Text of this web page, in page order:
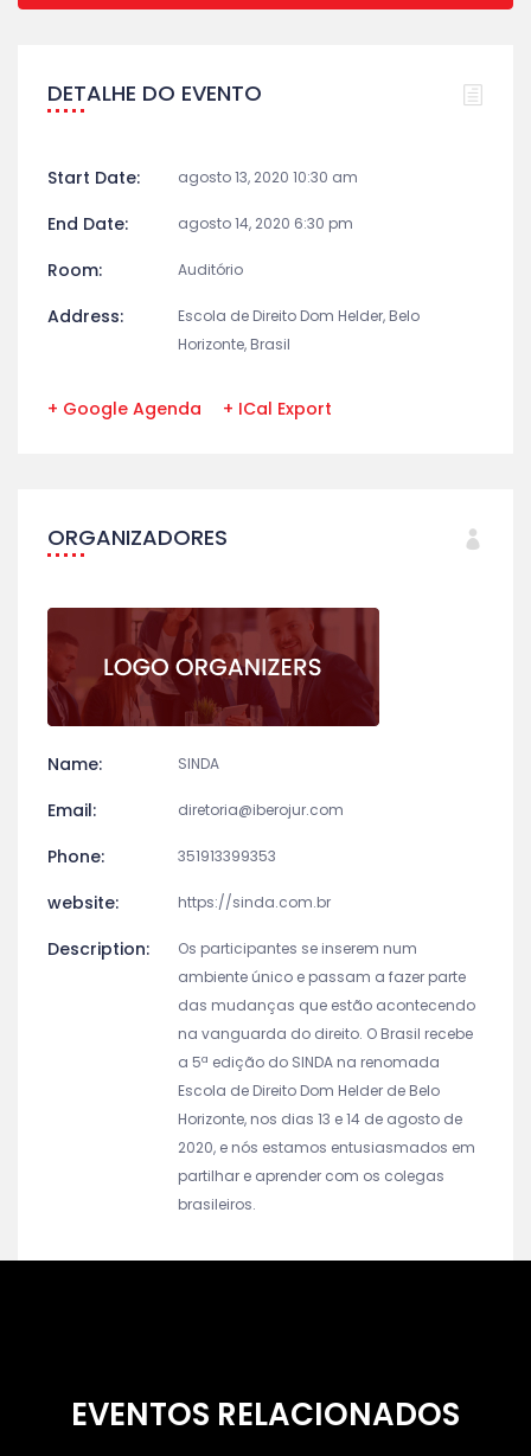
DETALHE DO EVENTO
Start Date: agosto 13, 2020 10:30 am
End Date: agosto 14, 2020 6:30 pm
Room: Auditório
Address:
Escola de Direito Dom Helder, Belo
Horizonte, Brasil
+ Google Agenda + ICal Export
ORGANIZADORES
Name: SINDA
Email: diretoria@iberojur.com
Phone: 351913399353
website: https://sinda.com.br
Description:
Os participantes se inserem num
ambiente único e passam a fazer parte
das mudanças que estão acontecendo
na vanguarda do direito. O Brasil recebe
a 5ª edição do SINDA na renomada
Escola de Direito Dom Helder de Belo
Horizonte, nos dias 13 e 14 de agosto de
2020, e nós estamos entusiasmados em
partilhar e aprender com os colegas
brasileiros.
EVENTOS RELACIONADOS